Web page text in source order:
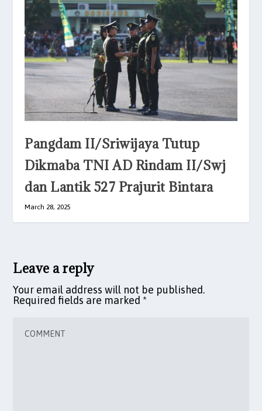
Pangdam II/Sriwijaya Tutup
Dikmaba TNI AD Rindam II/Swj
dan Lantik 527 Prajurit Bintara
March 28, 2025
Leave a reply
Your email address will not be published.
Required fields are marked *